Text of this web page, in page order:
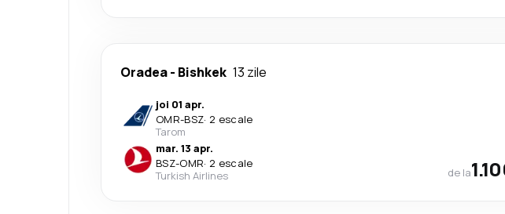
Oradea- Bishkek 13 zile
joi 01 apr.
OMR-BSZ· 2 escale
Tarom
mar. 13 apr.
BSZ-OMR· 2 escale
Turkish Airlines
de la